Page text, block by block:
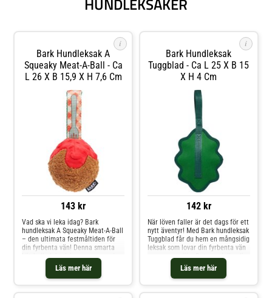
i
Bark Hundleksak A
Squeaky Meat-A-Ball - Ca
L 26 X B 15,9 X H 7,6 Cm
143 kr
Läs mer här
Vad ska vi leka idag? Bark
hundleksak A Squeaky Meat-A-Ball
– den ultimata festmåltiden för
din fyrbenta vän! Denna smarta
sin oemotståndliga doft av nötkött
och en spännande pipfunktion
som gör varje lekstund till en
i
Bark Hundleksak
Tuggblad - Ca L 25 X B 15
X H 4 Cm
142 kr
Läs mer här
När löven faller är det dags för ett
nytt äventyr! Med Bark hundleksak
Tuggblad får du hem en mångsidig
leksak som lovar din fyrbenta vän
älskling kan bita igenom tyget och
upptäcka en gömd leksak inuti –
det blir en spännande